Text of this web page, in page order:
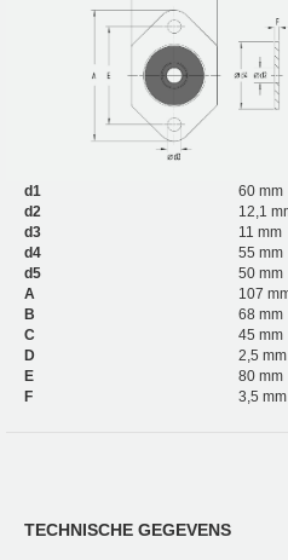
d1
60 mm
d2
12,1
d3
11 mm
d4
55 mm
d5
50 mm
A
107
B
68 mm
C
45 mm
D
2,5 mm
E
80 mm
F
3,5 mm
TECHNISCHE GEGEVENS